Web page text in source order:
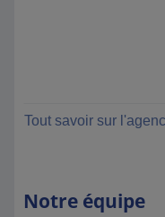
Tout savoir sur
Notre équipe